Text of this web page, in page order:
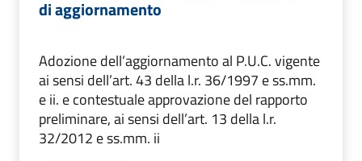
di aggiornamento
Adozione dell’aggiornamento al P.U.C. vigente
ai sensi dell’art. 43 della l.r. 36/1997 e ss.mm.
e ii. e contestuale approvazione del rapporto
preliminare, ai sensi dell’art. 13 della l.r.
32/2012 e ss.mm. ii